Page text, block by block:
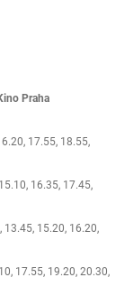
Praha
17.55, 18.55,
16.35, 17.45,
13.45, 15.20, 16.20,
17.55, 19.20, 20.30,